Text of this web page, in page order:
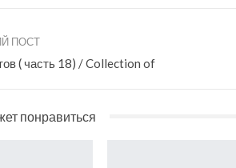
ПОСТ
( часть 18) / Collection of
понравиться